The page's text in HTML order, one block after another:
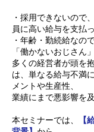
・採用できないので
員に高い給与を支払
・年齢・勤続給なの
「働かないおじさん
多くの経営者が頭を
は、単なる給与不満
メントや生産性、
業績にまで悪影響を
本セミナーでは、
【